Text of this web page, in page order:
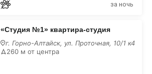
за ночь
«Студия №1» квартира-студия
г. Горно-Алтайск, ул. Проточная, 10/1 к4
260 м от центра